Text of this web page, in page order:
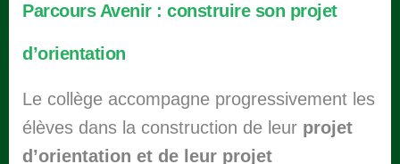
Parcours Avenir : construire son projet
d’orientation
Le collège accompagne progressivement les
élèves dans la construction de leur projet
d’orientation et de leur projet